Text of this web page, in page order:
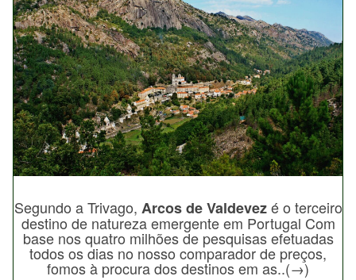
Segundo a Trivago, Arcos de Valdevezé o terceiro
destino de natureza emergente em Portugal Com
base nos quatro milhões de pesquisas efetuadas
todos os dias no nosso comparador de preços,
fomos à procura dos destinos em as..(→)